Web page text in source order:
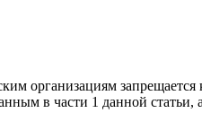
организациям запрещается
в части 1 данной